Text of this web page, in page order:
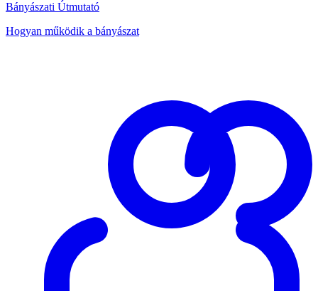
Bányászati Útmutató
Hogyan működik a bányászat